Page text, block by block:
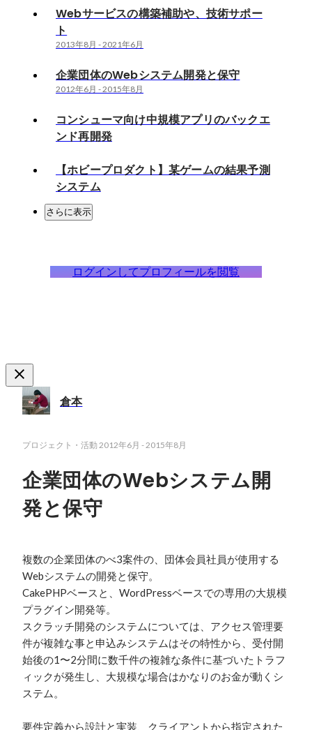
Webサービスの構築補助や、技術サポー
ト
2013年8月 -2021年6月
企業団体のWebシステム開発と保守
2012年6月 -2015年8月
コンシューマ向け中規模アプリのバックエ
ンド再開発
【ホビープロダクト】某ゲームの結果予測
システム
さらに表示
ログインしてプロフィールを閲覧
倉本
プロジェクト・活動 2012年6月 -2015年8月
企業団体のWebシステム開
発と保守
複数の企業団体のべ3案件の、団体会員社員が使用する
Webシステムの開発と保守。
CakePHPベースと、WordPressベースでの専用の大規模
プラグイン開発等。
スクラッチ開発のシステムについては、アクセス管理要
件が複雑な事と申込みシステムはその特性から、受付開
始後の1〜2分間に数千件の複雑な条件に基づいたトラフ
ィックが発生し、大規模な場合はかなりのお金が動くシ
ステム。
要件定義から設計と実装、クライアントから指定された